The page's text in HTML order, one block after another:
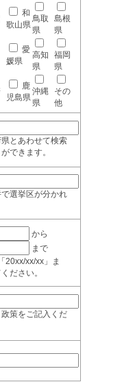
和
歌山県
鳥取
県
島根
県
愛
媛県
高知
県
福岡
県
鹿
児島県
沖縄
県
その
他
とあわせて検索
できます。
選挙区が分かれ
から
まで
xx/xx」ま
ださい。
策をご記入くだ